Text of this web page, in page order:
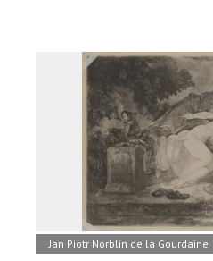
Jan Piotr Norblin de la Gourdaine